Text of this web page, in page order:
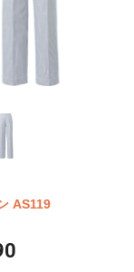
AS119